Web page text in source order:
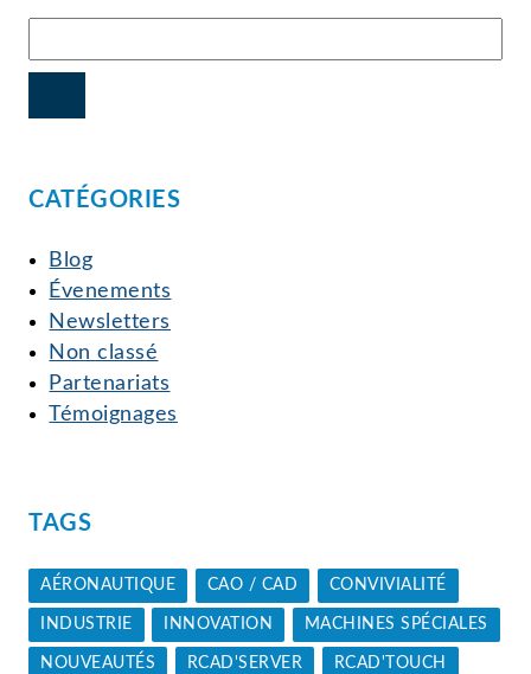
CATÉGORIES
Blog
Évenements
Newsletters
Non classé
Partenariats
Témoignages
TAGS
AÉRONAUTIQUE CAO / CAD CONVIVIALITÉ
INDUSTRIE INNOVATION MACHINES SPÉCIALES
NOUVEAUTÉS RCAD'SERVER RCAD'TOUCH